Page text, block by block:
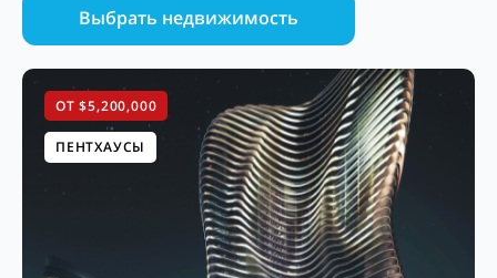
Выбрать недвижимость
ОТ $5,200,000
ПЕНТХАУСЫ